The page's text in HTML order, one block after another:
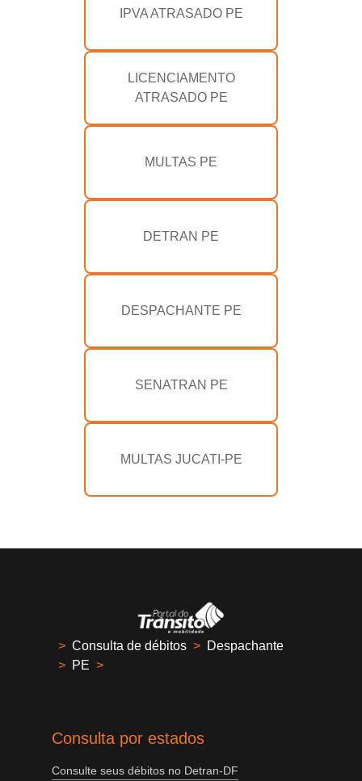
IPVA ATRASADO PE
LICENCIAMENTO
ATRASADO PE
MULTAS PE
DETRAN PE
DESPACHANTE PE
SENATRAN PE
MULTAS JUCATI-PE
> Consulta de débitos > Despachante
> PE >
Consulta por estados
Consulte seus débitos no Detran-DF